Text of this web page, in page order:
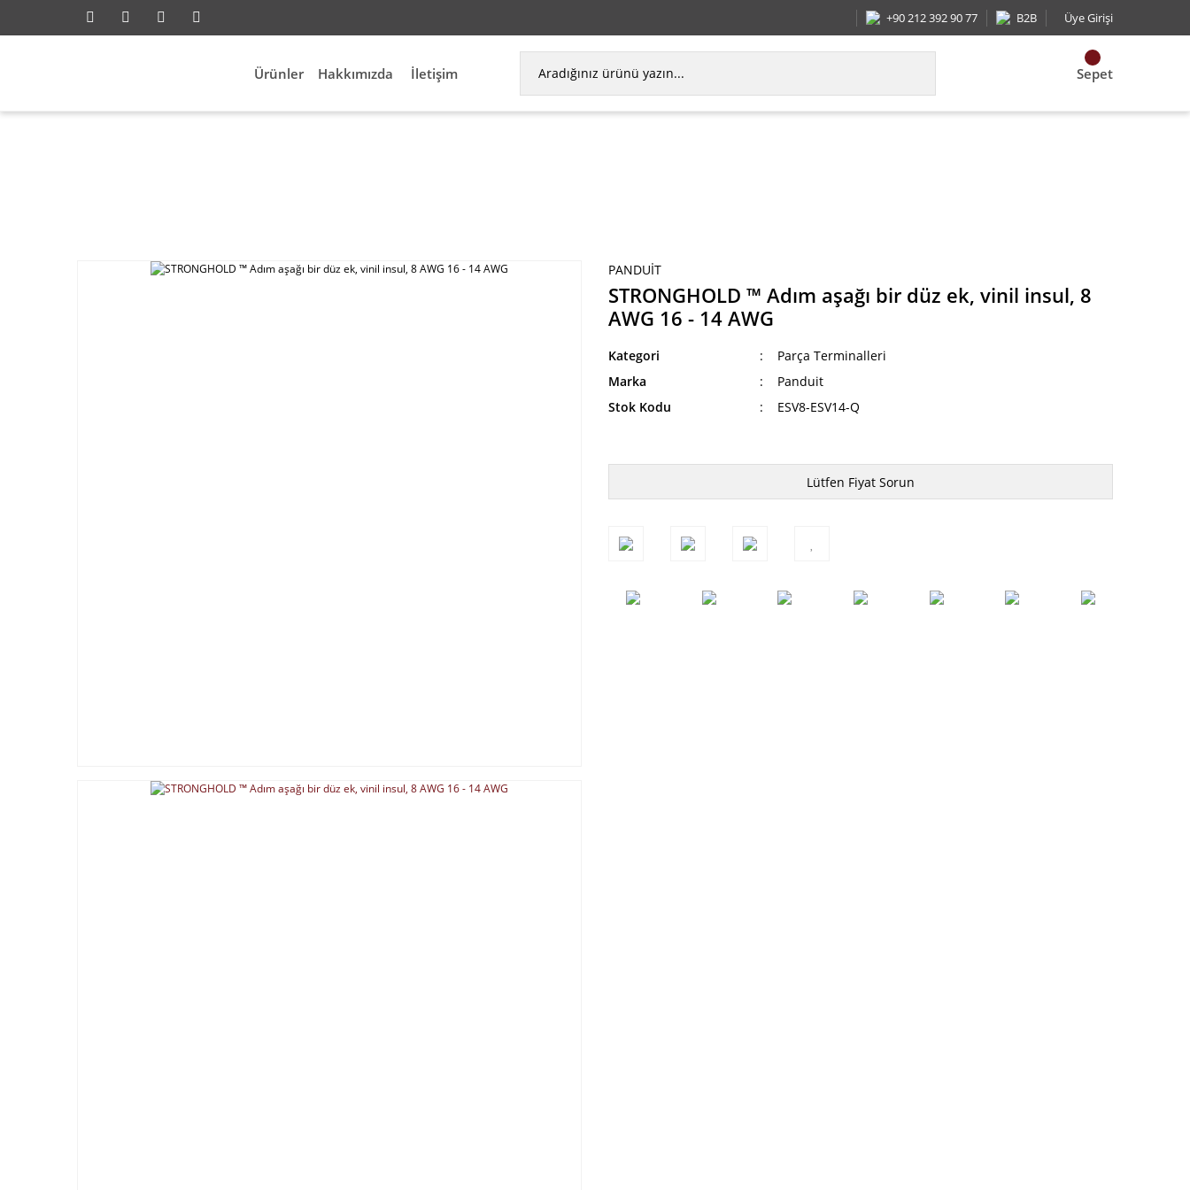
+90 212 392 90 77 B2B Üye Girişi
Ürünler Hakkımızda İletişim Sepet
PANDUIT
STRONGHOLD ™ Adım aşağı bir düz ek, vinil insul, 8
AWG 16 - 14 AWG
Kategori
Parça Terminalleri
Marka
Panduit
Stok Kodu
ESV8-ESV14-Q
Lütfen Fiyat Sorun